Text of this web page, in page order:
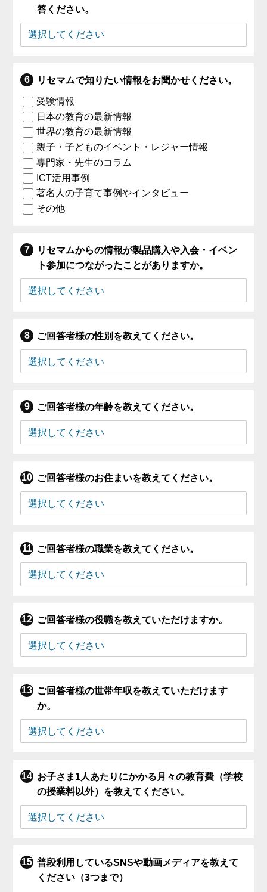
答ください。
リセマムで知りたい情報をお聞かせください。
受験情報
日本の教育の最新情報
世界の教育の最新情報
親子・子どものイベント・レジャー情報
専門家・先生のコラム
ICT活用事例
著名人の子育て事例やインタビュー
その他
リセマムからの情報が製品購入や入会・イベン
ト参加につながったことがありますか。
ご回答者様の性別を教えてください。
ご回答者様の年齢を教えてください。
ご回答者様のお住まいを教えてください。
ご回答者様の職業を教えてください。
ご回答者様の役職を教えていただけますか。
ご回答者様の世帯年収を教えていただけます
か。
お子さま1人あたりにかかる月々の教育費（学校
の授業料以外）を教えてください。
普段利用しているSNSや動画メディアを教えて
ください（3つまで）